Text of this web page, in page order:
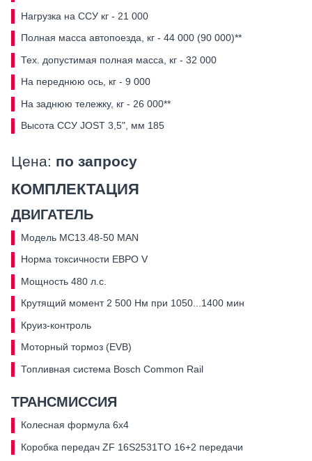
Нагрузка на ССУ кг - 21 000
Полная масса автопоезда, кг - 44 000 (90 000)**
Тех. допустимая полная масса, кг - 32 000
На переднюю ось, кг - 9 000
На заднюю тележку, кг - 26 000**
Высота ССУ JOST 3,5", мм 185
Цена: по запросу
КОМПЛЕКТАЦИЯ
ДВИГАТЕЛЬ
Модель MC13.48-50 MAN
Норма токсичности ЕВРО V
Мощность 480 л.с.
Крутящий момент 2 500 Нм при 1050...1400 мин
Круиз-контроль
Моторный тормоз (EVB)
Топливная система Bosch Common Rail
ТРАНСМИССИЯ
Колесная формула 6х4
Коробка передач ZF 16S2531TO 16+2 передачи